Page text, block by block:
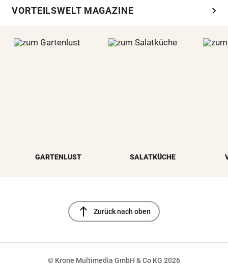
VORTEILSWELT MAGAZINE chevron_right
GARTENLUST SALATKÜCHE
north Zurück nach oben
© Krone Multimedia GmbH & Co KG 2026